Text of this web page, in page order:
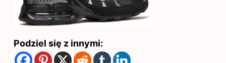
Podziel się z innymi: